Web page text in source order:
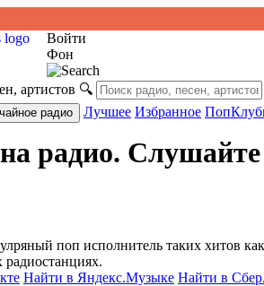
Войти
Фон
артистов 🔍
радио Лучшее Избранное Поп
радио.
поп исполнитель таких хитов
Найти в Яндекс.Музыке Найти в